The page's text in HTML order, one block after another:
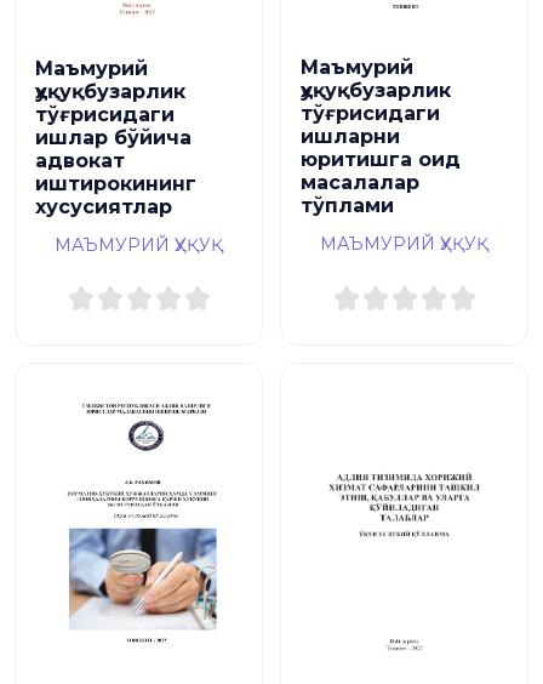
Маъмурий
ҳуқуқбузарлик
тўғрисидаги
ишлар бўйича
адвокат
иштирокининг
хусусиятлар
МАЪМУРИЙ ҲУҚУҚ
Маъмурий
ҳуқуқбузарлик
тўғрисидаги
ишларни
юритишга оид
масалалар
тўплами
МАЪМУРИЙ ҲУҚУҚ